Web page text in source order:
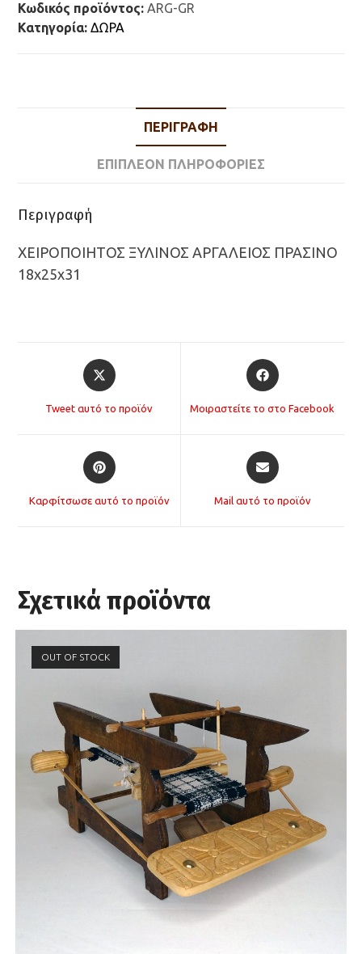
Κωδικός προϊόντος:ARG-GR
Κατηγορία:ΔΩΡΑ
ΠΕΡΙΓΡΑΦΉ
ΕΠΙΠΛΈΟΝ ΠΛΗΡΟΦΟΡΊΕΣ
Περιγραφή
ΧΕΙΡΟΠΟΙΗΤΟΣ ΞΥΛΙΝΟΣ ΑΡΓΑΛΕΙΟΣ ΠΡΑΣΙΝΟ
18x25x31
Opens
in
Tweet αυτό το προϊόν
Opens
in
Μοιραστείτε το στο Facebook
Opens
in
Καρφίτσωσε αυτό το προϊόν
Opens
in
Mail αυτό το προϊόν
Σχετικά προϊόντα
OUT OF STOCK